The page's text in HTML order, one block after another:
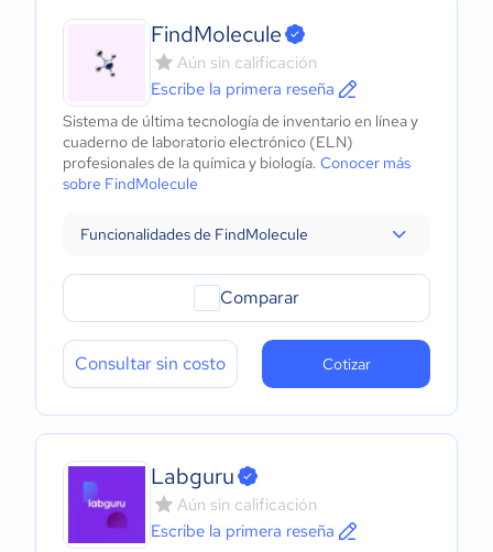
FindMolecule
Aún sin calificación
Escribe la primera reseña
Sistema de última tecnología de inventario en línea y
cuaderno de laboratorio electrónico (ELN)
profesionales de la química y biología. Conocer más
sobre FindMolecule
Funcionalidades de FindMolecule
Comparar
Consultar sin costo Cotizar
Labguru
Aún sin calificación
Escribe la primera reseña